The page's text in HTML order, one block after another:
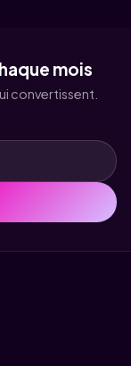
mois
convertissent.